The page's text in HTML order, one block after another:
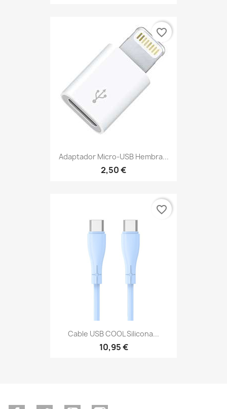
Adaptador Micro-USB Hembra...
2,50 €
favorite_border
Cable USB COOL Silicona...
10,95 €
favorite_border